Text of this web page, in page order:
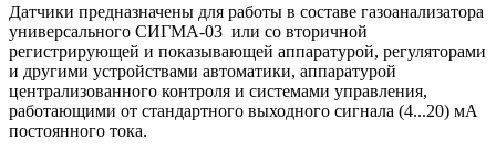
Датчики предназначены для работы в составе газоанализатора
универсального СИГМА-03 или со вторичной
регистрирующей и показывающей аппаратурой, регуляторами
и другими устройствами автоматики, аппаратурой
централизованного контроля и системами управления,
работающими от стандартного выходного сигнала (4...20) мА
постоянного тока.